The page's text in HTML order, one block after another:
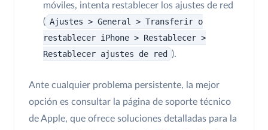
móviles, intenta restablecer los ajustes de red
( Ajustes > General > Transferir o
restablecer iPhone > Restablecer >
Restablecer ajustes de red
).
Ante cualquier problema persistente, la mejor
opción es consultar la página de soporte técnico
de Apple, que ofrece soluciones detalladas para la